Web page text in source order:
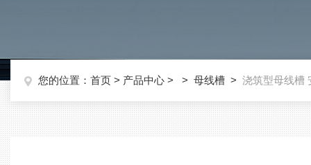
您的位置： 首页 > 产品中心 > > 母线槽 > 浇筑型母线槽